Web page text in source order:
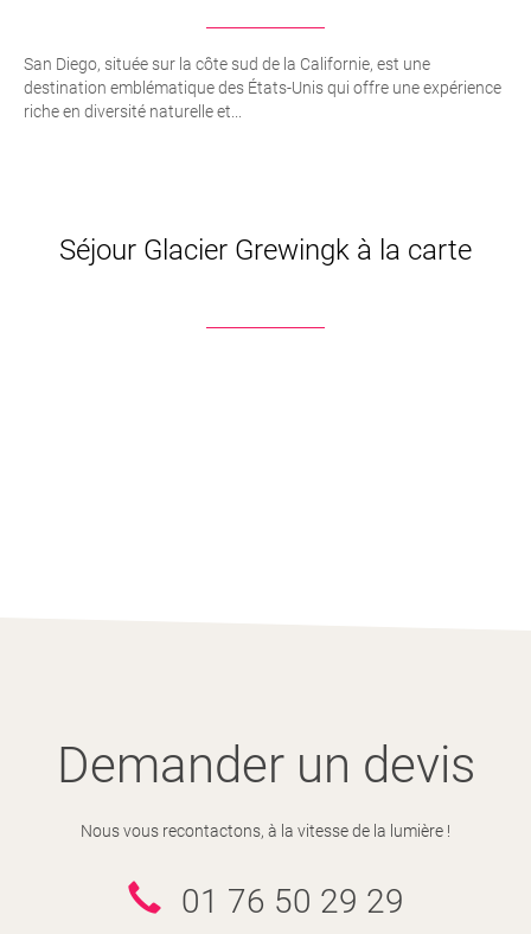
San Diego, située sur la côte sud de la Californie, est une
destination emblématique des États-Unis qui offre une expérience
riche en diversité naturelle et...
Séjour Glacier Grewingk à la carte
Demander un devis
Nous vous recontactons, à la vitesse de la lumière !
01 76 50 29 29